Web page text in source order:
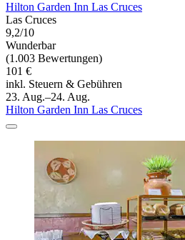
Hilton Garden Inn Las Cruces
Las Cruces
9,2/10
Wunderbar
(1.003 Bewertungen)
101 €
inkl. Steuern & Gebühren
23. Aug.–24. Aug.
Hilton Garden Inn Las Cruces